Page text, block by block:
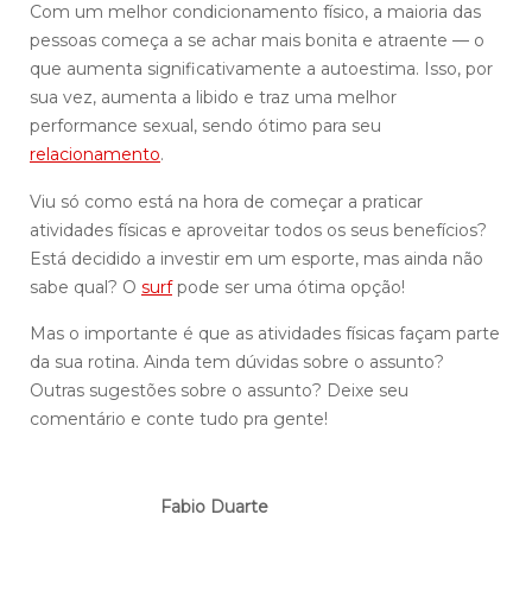
Com um melhor condicionamento físico, a maioria das
pessoas começa a se achar mais bonita e atraente — o
que aumenta significativamente a autoestima. Isso, por
sua vez, aumenta a libido e traz uma melhor
performance sexual, sendo ótimo para seu
relacionamento.
Viu só como está na hora de começar a praticar
atividades físicas e aproveitar todos os seus benefícios?
Está decidido a investir em um esporte, mas ainda não
sabe qual? O surfpode ser uma ótima opção!
Mas o importante é que as atividades físicas façam parte
da sua rotina. Ainda tem dúvidas sobre o assunto?
Outras sugestões sobre o assunto? Deixe seu
comentário e conte tudo pra gente!
Fabio Duarte